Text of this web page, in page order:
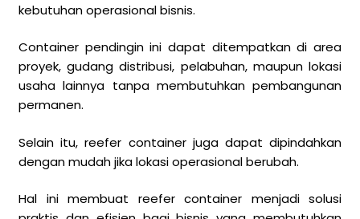
kebutuhan operasional bisnis.
Container pendingin ini dapat ditempatkan di area
proyek, gudang distribusi, pelabuhan, maupun lokasi
usaha lainnya tanpa membutuhkan pembangunan
permanen.
Selain itu, reefer container juga dapat dipindahkan
dengan mudah jika lokasi operasional berubah.
Hal ini membuat reefer container menjadi solusi